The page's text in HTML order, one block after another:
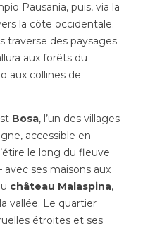
Pausania, puis, via la
la côte occidentale.
traverse des paysages
aux forêts du
aux collines de
Bosa, l’un des villages
accessible en
le long du fleuve
avec ses maisons aux
château Malaspina,
vallée. Le quartier
étroites et ses